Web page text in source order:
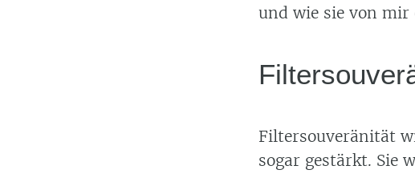
und wie sie von mir
Filtersouveränität
sogar gestärkt. Sie